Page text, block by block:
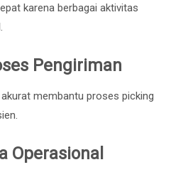
karena berbagai aktivitas
Pengiriman
membantu proses picking
Operasional